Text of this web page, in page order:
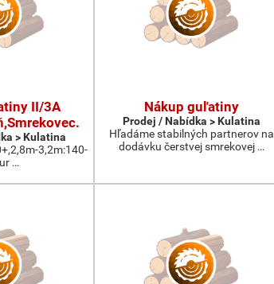
II/3A
> Kulatina
3,2m:140-
…
Nákup guľatiny
Prodej / Nabídka > Kulatina
Hľadáme stabilných partnerov na
dodávku čerstvej smrekovej …